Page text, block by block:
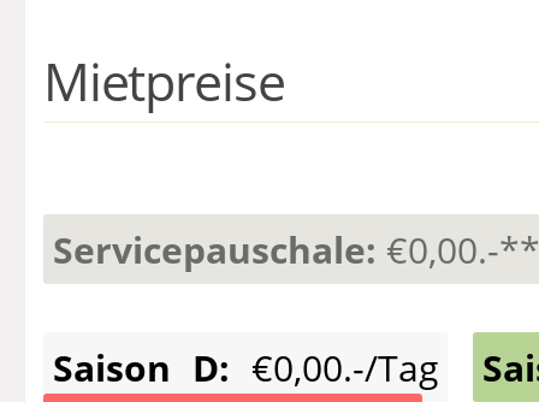
Mietpreise
Servicepauschale: €0,00.-
Saison D: €0,00.-/Tag